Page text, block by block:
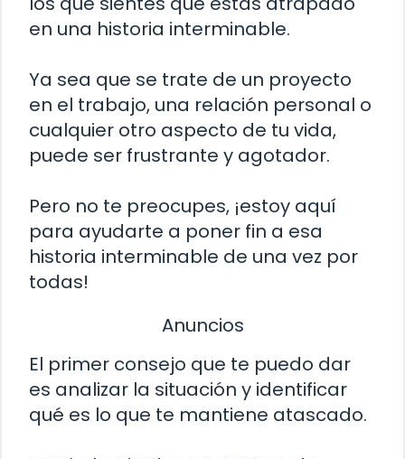
en una historia interminable.
Ya sea que se trate de un proyecto
en el trabajo, una relación personal o
cualquier otro aspecto de tu vida,
puede ser frustrante y agotador.
Pero no te preocupes, ¡estoy aquí
para ayudarte a poner fin a esa
historia interminable de una vez por
todas!
Anuncios
El primer consejo que te puedo dar
es analizar la situación y identificar
qué es lo que te mantiene atascado.